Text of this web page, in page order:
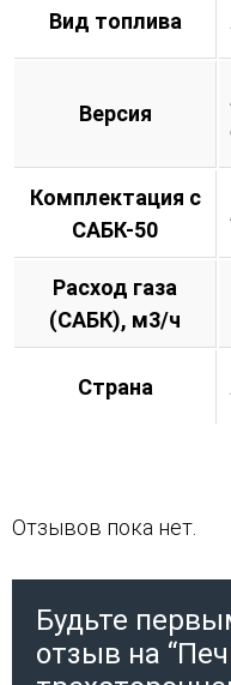
Вид топлива
Версия
Комплектация с
САБК-50
Расход газа
(САБК), м3/ч
Страна
Отзывов пока нет.
Будьте
отзыв на